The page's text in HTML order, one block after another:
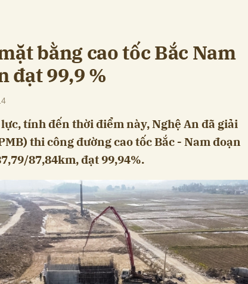
bằng cao tốc Bắc Nam
đạt 99,9 %
tính đến thời điểm này, Nghệ An đã giải
thi công đường cao tốc Bắc - Nam đoạn
87,84km, đạt 99,94%.